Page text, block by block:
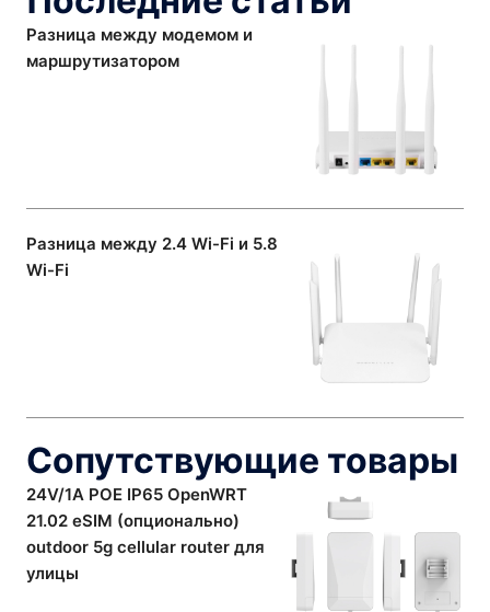
Разница между модемом и
маршрутизатором
Разница между 2.4 Wi-Fi и 5.8
Wi-Fi
Сопутствующие товары
24V/1A POE IP65 OpenWRT
21.02 eSIM (опционально)
outdoor 5g cellular router для
улицы